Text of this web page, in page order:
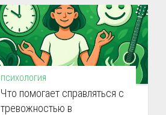
ПСИХОЛОГИЯ
Что помогает справляться с
тревожностью в